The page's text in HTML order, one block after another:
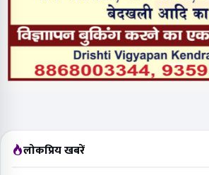
लोकप्रिय खबरें